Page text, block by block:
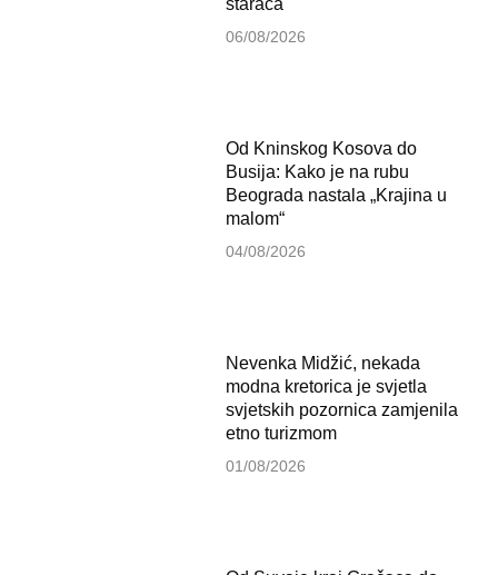
06/08/2026
Od Kninskog Kosova do
Busija: Kako je na rubu
Beograda nastala „Krajina u
malom“
04/08/2026
Nevenka Midžić, nekada
modna kretorica je svjetla
svjetskih pozornica zamjenila
etno turizmom
01/08/2026